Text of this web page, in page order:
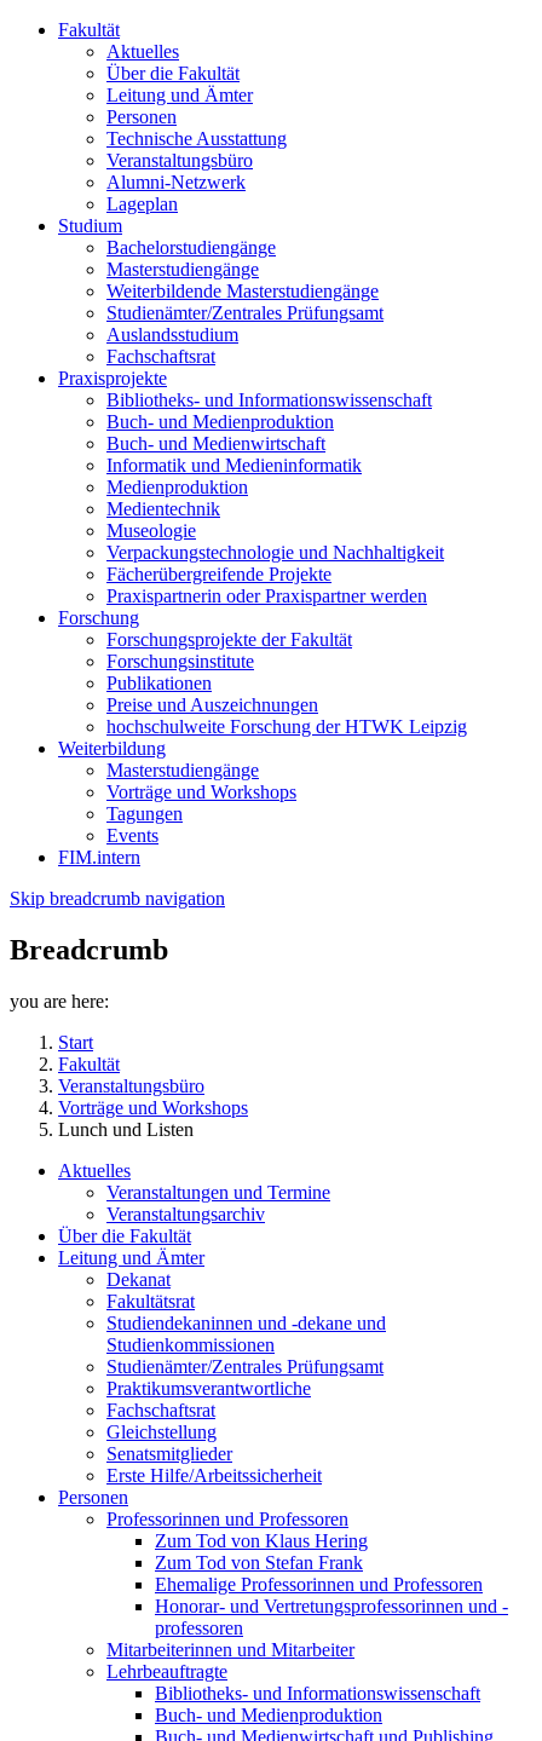
Fakultät
Aktuelles
Über die Fakultät
Leitung und Ämter
Personen
Technische Ausstattung
Veranstaltungsbüro
Alumni-Netzwerk
Lageplan
Studium
Bachelorstudiengänge
Masterstudiengänge
Weiterbildende Masterstudiengänge
Studienämter/Zentrales Prüfungsamt
Auslandsstudium
Fachschaftsrat
Praxisprojekte
Bibliotheks- und Informationswissenschaft
Buch- und Medienproduktion
Buch- und Medienwirtschaft
Informatik und Medieninformatik
Medienproduktion
Medientechnik
Museologie
Verpackungstechnologie und Nachhaltigkeit
Fächerübergreifende Projekte
Praxispartnerin oder Praxispartner werden
Forschung
Forschungsprojekte der Fakultät
Forschungsinstitute
Publikationen
Preise und Auszeichnungen
hochschulweite Forschung der HTWK Leipzig
Weiterbildung
Masterstudiengänge
Vorträge und Workshops
Tagungen
Events
FIM.intern
Skip breadcrumb navigation
Breadcrumb
you are here:
Start
Fakultät
Veranstaltungsbüro
Vorträge und Workshops
Lunch und Listen
Aktuelles
Veranstaltungen und Termine
Veranstaltungsarchiv
Über die Fakultät
Leitung und Ämter
Dekanat
Fakultätsrat
Studiendekaninnen und -dekane und
Studienkommissionen
Studienämter/Zentrales Prüfungsamt
Praktikumsverantwortliche
Fachschaftsrat
Gleichstellung
Senatsmitglieder
Erste Hilfe/Arbeitssicherheit
Personen
Professorinnen und Professoren
Zum Tod von Klaus Hering
Zum Tod von Stefan Frank
Ehemalige Professorinnen und Professoren
Honorar- und Vertretungsprofessorinnen und -
professoren
Mitarbeiterinnen und Mitarbeiter
Lehrbeauftragte
Bibliotheks- und Informationswissenschaft
Buch- und Medienproduktion